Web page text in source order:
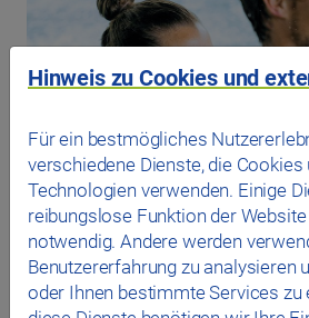
11.05.2026
Fit mit Aqua HIT im Juni
Hinweis zu Cookies und
Für ein bestmögliches
verschiedene Dienste, die Cookies
Technologien verwenden. Einige
reibungslose Funktion der
notwendig. Andere werden
Benutzererfahrung zu analysieren
oder Ihnen bestimmte Services zu